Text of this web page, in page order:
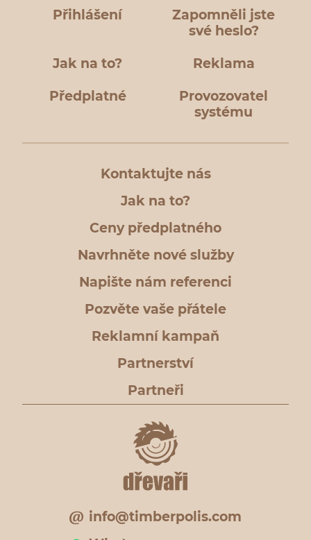
Přihlášení
Zapomněli jste
své heslo?
Jak na to? Reklama
Předplatné
Provozovatel
systému
Kontaktujte nás
Jak na to?
Ceny předplatného
Navrhněte nové služby
Napište nám referenci
Pozvěte vaše přátele
Reklamní kampaň
Partnerství
Partneři
info@timberpolis.com